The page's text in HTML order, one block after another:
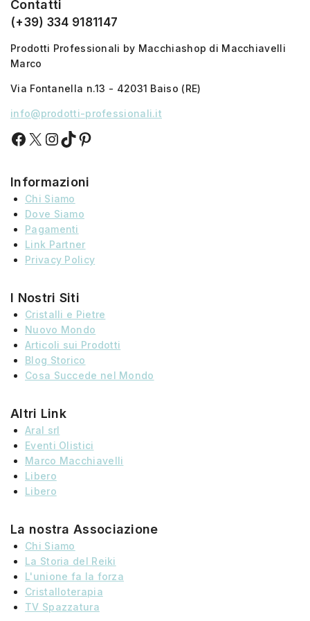
Contatti
(+39) 334 9181147
Prodotti Professionali by Macchiashop di Macchiavelli
Marco
Via Fontanella n.13 - 42031 Baiso (RE)
info@prodotti-professionali.it
Informazioni
Chi Siamo
Dove Siamo
Pagamenti
Link Partner
Privacy Policy
I Nostri Siti
Cristalli e Pietre
Nuovo Mondo
Articoli sui Prodotti
Blog Storico
Cosa Succede nel Mondo
Altri Link
Aral srl
Eventi Olistici
Marco Macchiavelli
Libero
Libero
La nostra Associazione
Chi Siamo
La Storia del
Reiki
L'unione fa la forza
Cristalloterapia
TV Spazzatura